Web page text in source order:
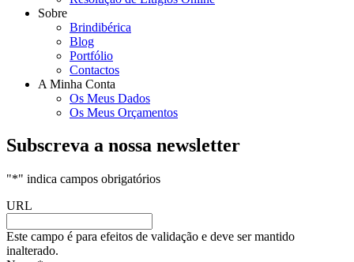
Sobre
Brindibérica
Blog
Portfólio
Contactos
A Minha Conta
Os Meus Dados
Os Meus Orçamentos
Subscreva a nossa newsletter
"*" indica campos obrigatórios
URL
Este campo é para efeitos de validação e deve ser mantido
inalterado.